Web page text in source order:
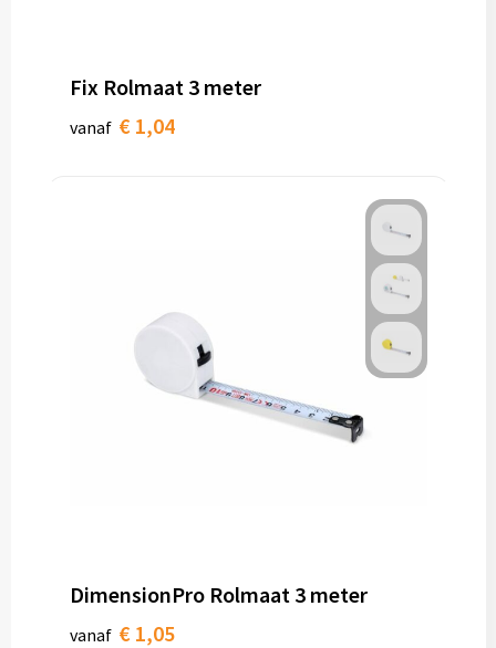
Fix Rolmaat 3 meter
vanaf € 1,04
DimensionPro Rolmaat 3 meter
vanaf € 1,05